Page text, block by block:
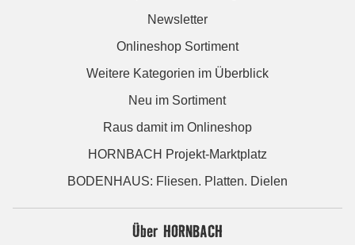
Newsletter
Onlineshop Sortiment
Weitere Kategorien im Überblick
Neu im Sortiment
Raus damit im Onlineshop
HORNBACH Projekt-Marktplatz
BODENHAUS: Fliesen. Platten. Dielen
Über HORNBACH